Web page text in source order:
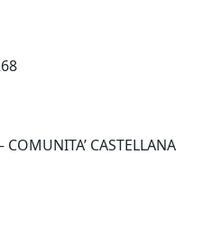
COMUNITA’ CASTELLANA